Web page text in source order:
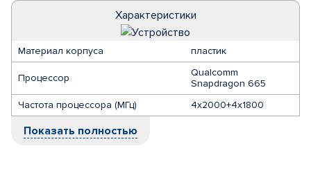
Характеристики
Материал корпуса пластик
Процессор
Qualcomm
Snapdragon 665
Частота процессора (МГц)
4x2000+4x1800
Показать полностью